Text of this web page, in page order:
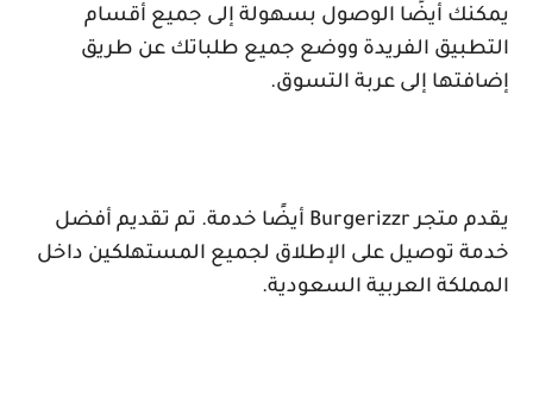
يمكنك أيضًا الوصول بسهولة إلى جميع أقسام
التطبيق الفريدة ووضع جميع طلباتك عن طريق
إضافتها إلى عربة التسوق.
يقدم متجرBurgerizzr أيضًا خدمة. تم تقديم أفضل
خدمة توصيل على الإطلاق لجميع المستهلكين داخل
المملكة العربية السعودية.